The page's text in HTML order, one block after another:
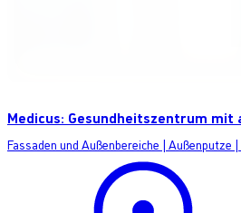
Medicus: Gesundheitszentrum
Fassaden und Außenbereiche | Außenputze |